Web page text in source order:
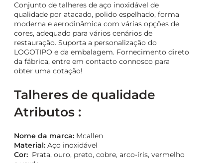
Conjunto de talheres de aço inoxidável de
qualidade por atacado, polido espelhado, forma
moderna e aerodinâmica com várias opções de
cores, adequado para vários cenários de
restauração. Suporta a personalização do
LOGOTIPO e da embalagem. Fornecimento direto
da fábrica, entre em contacto connosco para
obter uma cotação!
Talheres de qualidade
Atributos :
Nome da marca: Mcallen
Material: Aço inoxidável
Cor: Prata, ouro, preto, cobre, arco-íris, vermelho